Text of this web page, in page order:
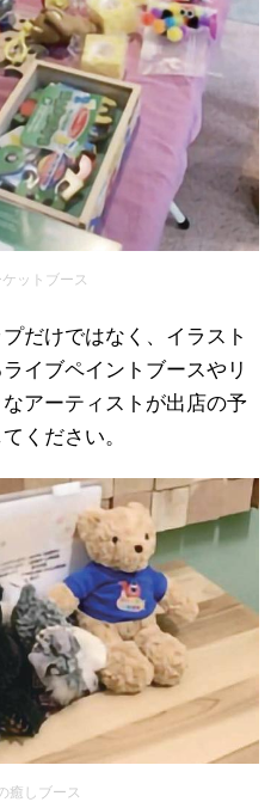
ットブース
だけではなく、イラスト
イブペイントブースやリ
アーティストが出店の予
ください。
癒しブース